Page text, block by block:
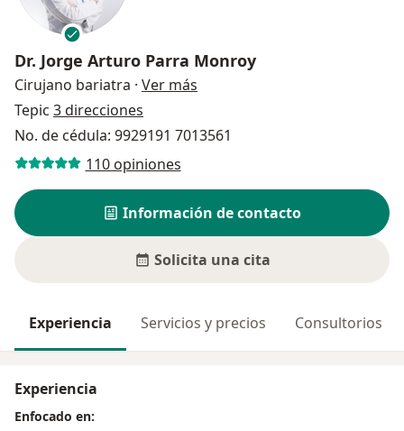
Dr. Jorge Arturo Parra Monroy
Cirujano bariatra · Ver más
Tepic 3 direcciones
No. de cédula: 9929191 7013561
110 opiniones
Información de contacto
Solicita una cita
Experiencia Servicios y precios Consultorios
Experiencia
Enfocado en: